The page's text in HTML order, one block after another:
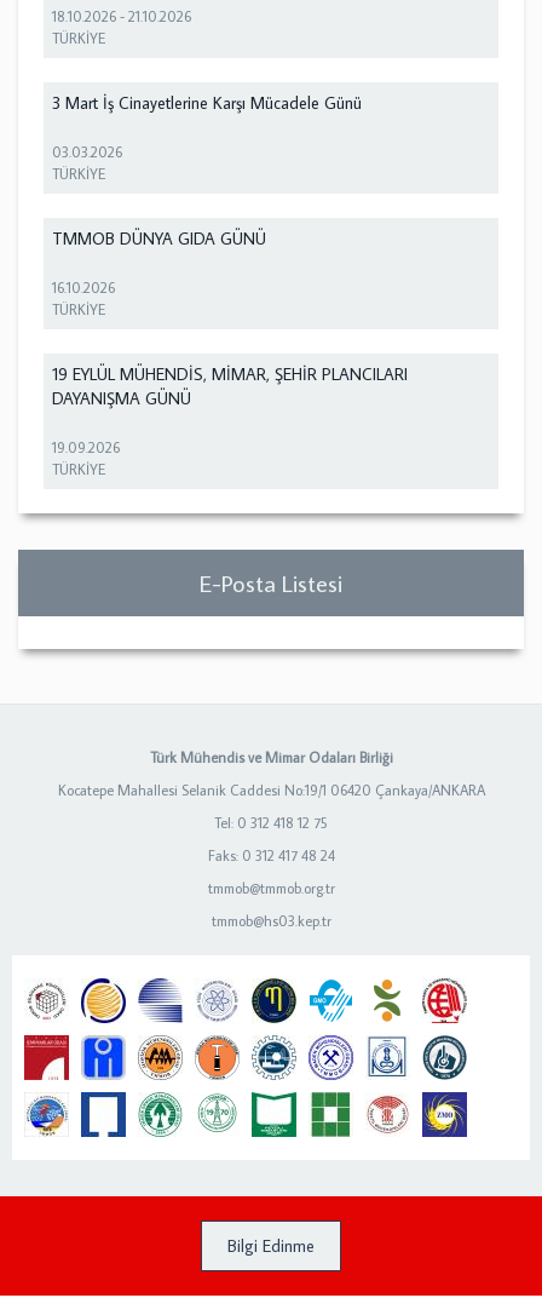
18.10.2026 -21.10.2026
TÜRKİYE
3 Mart İş Cinayetlerine Karşı Mücadele Günü
03.03.2026
TÜRKİYE
TMMOB DÜNYA GIDA GÜNÜ
16.10.2026
TÜRKİYE
19 EYLÜL MÜHENDİS, MİMAR, ŞEHİR PLANCILARI
DAYANIŞMA GÜNÜ
19.09.2026
TÜRKİYE
E-Posta Listesi
Türk Mühendis ve Mimar Odaları Birliği
Kocatepe Mahallesi Selanik Caddesi No:19/1 06420 Çankaya/ANKARA
Tel: 0 312 418 12 75
Faks: 0 312 417 48 24
tmmob@tmmob.org.tr
tmmob@hs03.kep.tr
Bilgi Edinme